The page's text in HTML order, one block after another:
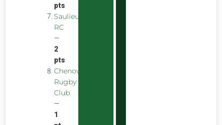
pts
Saulieu
RC
—
2
pts
Chenove
Rugby
Club
—
1